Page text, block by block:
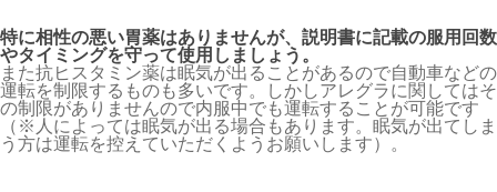
特に相性の悪い胃薬はありませんが、説明書に記載の服用回数
やタイミングを守って使用しましょう。
また抗ヒスタミン薬は眠気が出ることがあるので自動車などの
運転を制限するものも多いです。しかしアレグラに関してはそ
の制限がありませんので内服中でも運転することが可能です
（※人によっては眠気が出る場合もあります。眠気が出てしま
う方は運転を控えていただくようお願いします）。